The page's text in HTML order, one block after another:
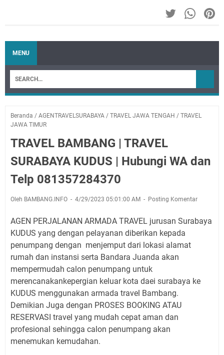
MENU
Beranda / AGENTRAVELSURABAYA / TRAVEL JAWA TENGAH / TRAVEL
JAWA TIMUR
TRAVEL BAMBANG | TRAVEL
SURABAYA KUDUS | Hubungi WA dan
Telp 081357284370
Oleh BAMBANG.INFO 4/29/2023 05:01:00 AM Posting Komentar
AGEN PERJALANAN ARMADA TRAVEL jurusan Surabaya
KUDUS yang dengan pelayanan diberikan kepada
penumpang dengan menjemput dari lokasi alamat
rumah dan instansi serta Bandara Juanda akan
mempermudah calon penumpang untuk
merencanakankepergian keluar kota daei surabaya ke
KUDUS menggunakan armada travel Bambang.
Demikian Juga dengan PROSES BOOKING ATAU
RESERVASI travel yang mudah cepat aman dan
profesional sehingga calon penumpang akan
menemukan kemudahan.